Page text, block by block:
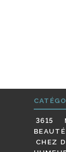
3615
BEAUTÉ
CHEZ